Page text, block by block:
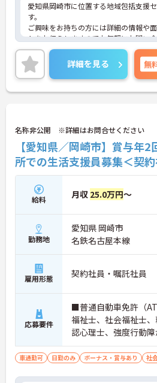
愛知県岡崎市に位置する地域包括支援
す。
ご興味をお持ちの方には詳細の情報や
トをお伝えしますのでお気軽にお問い
いませ。
詳細を見る 無
名称非公開 ※詳細はお問合せください
【愛知県／岡崎市】賞与
所での生活支援員募集＜契
給料 月収 25.0万円～
勤務地
愛知県 岡崎市
名鉄名古屋本線
雇用形態 契約社員・嘱託社員
応募要件
■普通自動車免許（
福祉士、社会福祉士
認心理士、強度行動
修了者 いずれかあれ
車通勤可 日勤のみ ボーナス・賞与あり 社